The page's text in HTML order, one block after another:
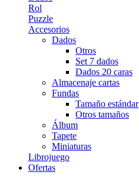
Rol
Puzzle
Accesorios
Dados
Otros
Set 7 dados
Dados 20 caras
Almacenaje cartas
Fundas
Tamaño estándar
Otros tamaños
Álbum
Tapete
Miniaturas
Librojuego
Ofertas